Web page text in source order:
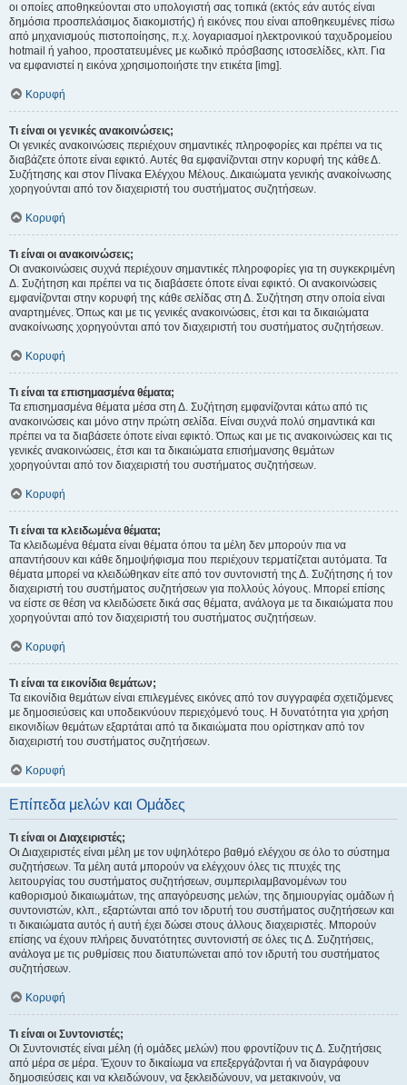
οι οποίες αποθηκεύονται στο υπολογιστή σας τοπικά (εκτός εάν αυτός είναι
δημόσια προσπελάσιμος διακομιστής) ή εικόνες που είναι αποθηκευμένες πίσω
από μηχανισμούς πιστοποίησης, π.χ. λογαριασμοί ηλεκτρονικού ταχυδρομείου
hotmail ή yahoo, προστατευμένες με κωδικό πρόσβασης ιστοσελίδες, κλπ. Για
να εμφανιστεί η εικόνα χρησιμοποιήστε την ετικέτα [img].
Κορυφή
Τι είναι οι γενικές ανακοινώσεις;
Οι γενικές ανακοινώσεις περιέχουν σημαντικές πληροφορίες και πρέπει να τις
διαβάζετε όποτε είναι εφικτό. Αυτές θα εμφανίζονται στην κορυφή της κάθε Δ.
Συζήτησης και στον Πίνακα Ελέγχου Μέλους. Δικαιώματα γενικής ανακοίνωσης
χορηγούνται από τον διαχειριστή του συστήματος συζητήσεων.
Κορυφή
Τι είναι οι ανακοινώσεις;
Οι ανακοινώσεις συχνά περιέχουν σημαντικές πληροφορίες για τη συγκεκριμένη
Δ. Συζήτηση και πρέπει να τις διαβάσετε όποτε είναι εφικτό. Οι ανακοινώσεις
εμφανίζονται στην κορυφή της κάθε σελίδας στη Δ. Συζήτηση στην οποία είναι
αναρτημένες. Όπως και με τις γενικές ανακοινώσεις, έτσι και τα δικαιώματα
ανακοίνωσης χορηγούνται από τον διαχειριστή του συστήματος συζητήσεων.
Κορυφή
Τι είναι τα επισημασμένα θέματα;
Τα επισημασμένα θέματα μέσα στη Δ. Συζήτηση εμφανίζονται κάτω από τις
ανακοινώσεις και μόνο στην πρώτη σελίδα. Είναι συχνά πολύ σημαντικά και
πρέπει να τα διαβάσετε όποτε είναι εφικτό. Όπως και με τις ανακοινώσεις και τις
γενικές ανακοινώσεις, έτσι και τα δικαιώματα επισήμανσης θεμάτων
χορηγούνται από τον διαχειριστή του συστήματος συζητήσεων.
Κορυφή
Τι είναι τα κλειδωμένα θέματα;
Τα κλειδωμένα θέματα είναι θέματα όπου τα μέλη δεν μπορούν πια να
απαντήσουν και κάθε δημοψήφισμα που περιέχουν τερματίζεται αυτόματα. Τα
θέματα μπορεί να κλειδώθηκαν είτε από τον συντονιστή της Δ. Συζήτησης ή τον
διαχειριστή του συστήματος συζητήσεων για πολλούς λόγους. Μπορεί επίσης
να είστε σε θέση να κλειδώσετε δικά σας θέματα, ανάλογα με τα δικαιώματα που
χορηγούνται από τον διαχειριστή του συστήματος συζητήσεων.
Κορυφή
Τι είναι τα εικονίδια θεμάτων;
Τα εικονίδια θεμάτων είναι επιλεγμένες εικόνες από τον συγγραφέα σχετιζόμενες
με δημοσιεύσεις και υποδεικνύουν περιεχόμενό τους. Η δυνατότητα για χρήση
εικονιδίων θεμάτων εξαρτάται από τα δικαιώματα που ορίστηκαν από τον
διαχειριστή του συστήματος συζητήσεων.
Κορυφή
Επίπεδα μελών και Ομάδες
Τι είναι οι Διαχειριστές;
Οι Διαχειριστές είναι μέλη με τον υψηλότερο βαθμό ελέγχου σε όλο το σύστημα
συζητήσεων. Τα μέλη αυτά μπορούν να ελέγχουν όλες τις πτυχές της
λειτουργίας του συστήματος συζητήσεων, συμπεριλαμβανομένων του
καθορισμού δικαιωμάτων, της απαγόρευσης μελών, της δημιουργίας ομάδων ή
συντονιστών, κλπ., εξαρτώνται από τον ιδρυτή του συστήματος συζητήσεων και
τι δικαιώματα αυτός ή αυτή έχει δώσει στους άλλους διαχειριστές. Μπορούν
επίσης να έχουν πλήρεις δυνατότητες συντονιστή σε όλες τις Δ. Συζητήσεις,
ανάλογα με τις ρυθμίσεις που διατυπώνεται από τον ιδρυτή του συστήματος
συζητήσεων.
Κορυφή
Τι είναι οι Συντονιστές;
Οι Συντονιστές είναι μέλη (ή ομάδες μελών) που φροντίζουν τις Δ. Συζητήσεις
από μέρα σε μέρα. Έχουν το δικαίωμα να επεξεργάζονται ή να διαγράφουν
δημοσιεύσεις και να κλειδώνουν, να ξεκλειδώνουν, να μετακινούν, να